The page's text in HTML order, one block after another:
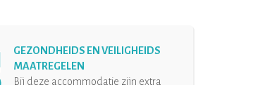
GEZONDHEIDS EN VEILIGHEIDS
MAATREGELEN
Bij deze accommodatie zijn extra